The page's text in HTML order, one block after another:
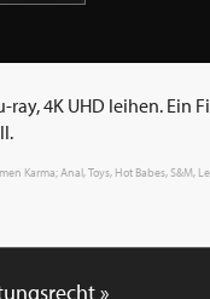
4K UHD leihen. Ein
Karma; Anal, Toys, Hot Babes, S&M,
»